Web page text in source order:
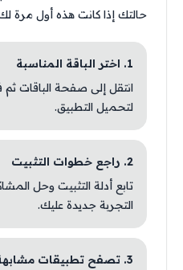
حالتك إذا كانت هذه أول مرة
1. اختر الباقة المناسبة
انتقل إلى صفحة الباقات
لتحميل التطبيق.
2. راجع خطوات التثبيت
تابع أدلة التثبيت وحل
التجربة جديدة عليك.
3. تصفح تطبيقات مشابهة